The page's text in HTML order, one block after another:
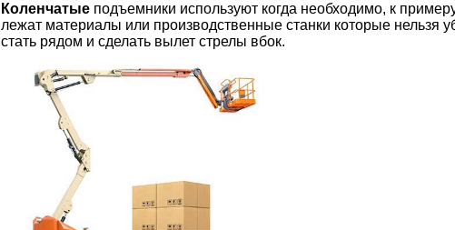
Коленчатые подъемники используют когда необходимо, к
лежат материалы или производственные станки которые нельзя
стать рядом и сделать вылет стрелы вбок.